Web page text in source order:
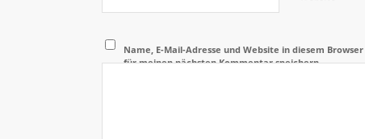
Name, E-Mail-Adresse und Website in diesem Browser
für meinen nächsten Kommentar speichern.